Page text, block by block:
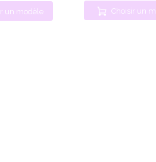
un modèle Choisir un